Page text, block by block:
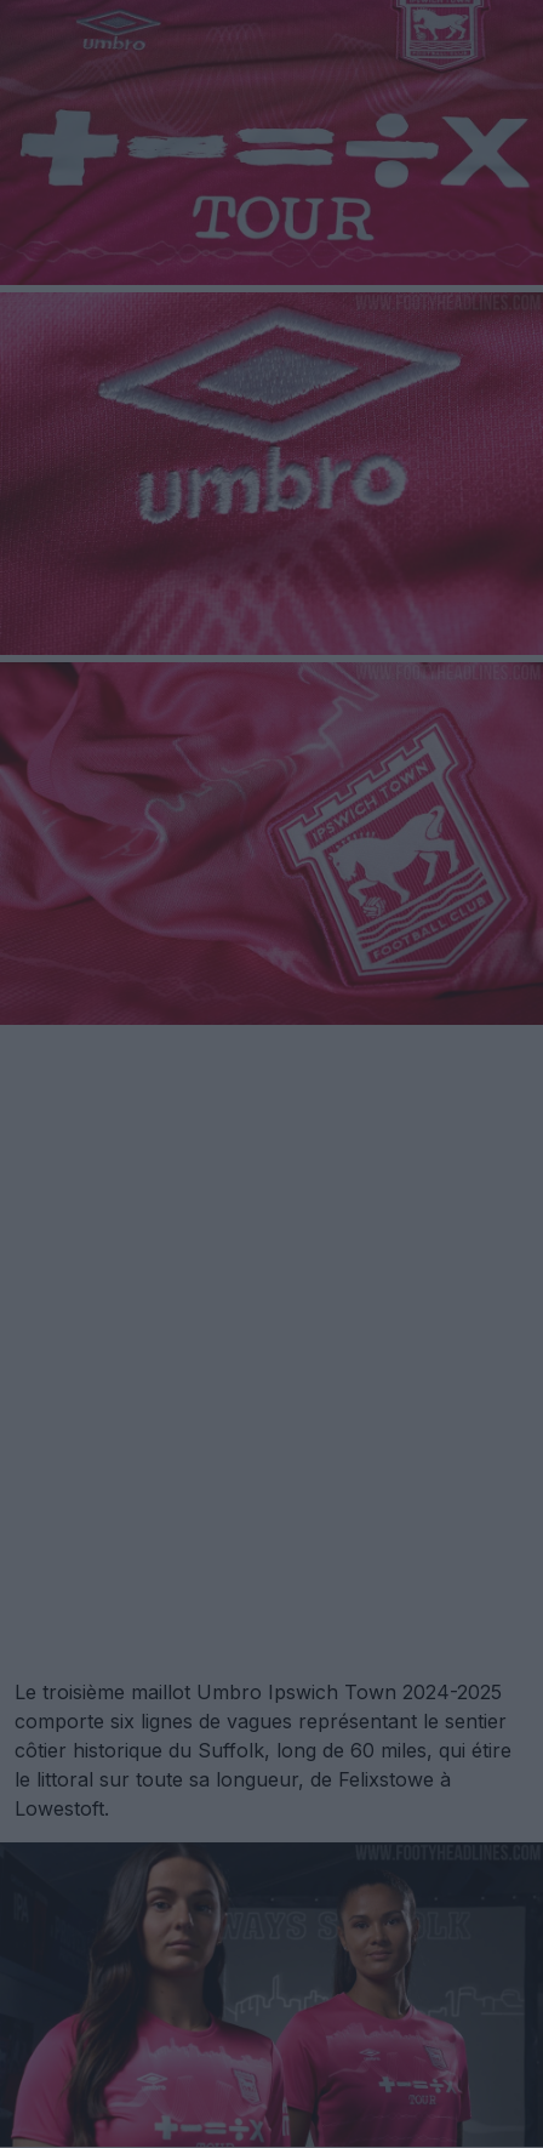
Le troisième maillot Umbro Ipswich Town 2024-2025
comporte six lignes de vagues représentant le sentier
côtier historique du Suffolk, long de 60 miles, qui étire
le littoral sur toute sa longueur, de Felixstowe à
Lowestoft.